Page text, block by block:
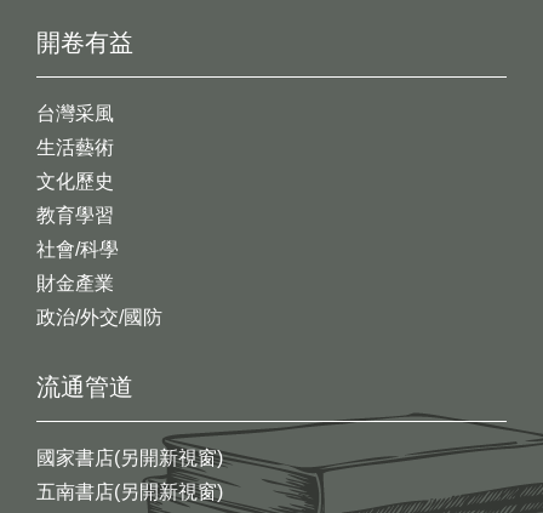
開卷有益
台灣采風
生活藝術
文化歷史
教育學習
社會/科學
財金產業
政治/外交/國防
流通管道
國家書店(另開新視窗)
五南書店(另開新視窗)